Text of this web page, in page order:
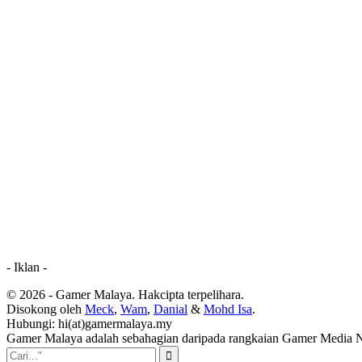
- Iklan -
© 2026 - Gamer Malaya. Hakcipta terpelihara.
Disokong oleh Meck, Wam, Danial & Mohd Isa.
Hubungi: hi(at)gamermalaya.my
Gamer Malaya adalah sebahagian daripada rangkaian Gamer Media